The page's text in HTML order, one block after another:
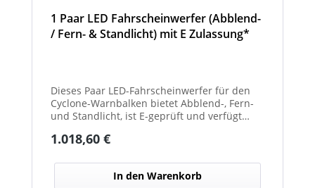
1 Paar LED Fahrscheinwerfer (Abblend-
/ Fern- & Standlicht) mit E Zulassung*
Dieses Paar LED-Fahrscheinwerfer für den
Cyclone-Warnbalken bietet Abblend-, Fern-
und Standlicht, ist E-geprüft und verfügt
Einsatz im Winterdienst.
Regulärer Preis:
1.018,60 €
In den Warenkorb